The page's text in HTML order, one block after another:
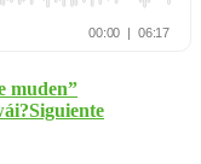
muden”
Siguiente